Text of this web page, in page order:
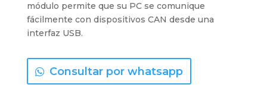
módulo permite que su PC se comunique
fácilmente con dispositivos CAN desde una
interfaz USB.
Consultar por whatsapp